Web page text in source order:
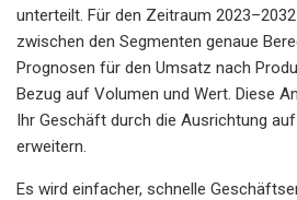
unterteilt. Für den Zeitraum
zwischen den Segmenten genaue
Prognosen für den Umsatz nach
Bezug auf Volumen und Wert. Diese
Ihr Geschäft durch die Ausrichtung
erweitern.
Es wird einfacher, schnelle